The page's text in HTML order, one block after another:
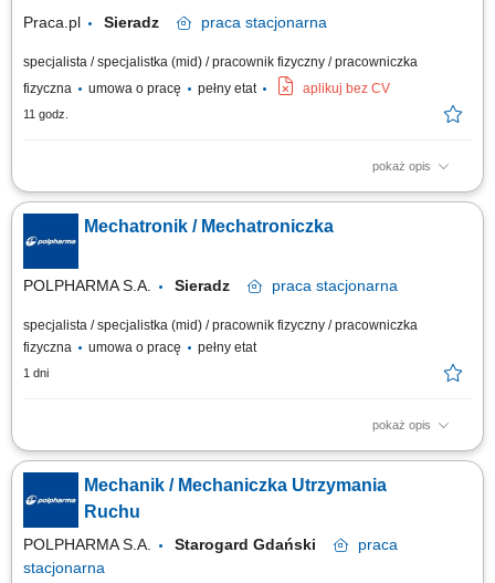
Praca.pl Sieradz praca stacjonarna
specjalista / specjalistka (mid) / pracownik fizyczny / pracowniczka
fizyczna
umowa o pracę pełny etat aplikuj bez CV
11 godz.
pokaż opis
Zakres obowiązków: Zapewnienie prawidłowego działania maszyn,
urządzeń, instalacji oraz systemów automatyki. Wykonywanie napraw,
konserwacji i bieżących prac serwisowych. Przeprowadzanie przeglądów
technicznych oraz kontroli stanu urządzeń. Wykonywanie kalibracji
aparatury...
Mechatronik / Mechatroniczka
POLPHARMA S.A. Sieradz praca stacjonarna
specjalista / specjalistka (mid) / pracownik fizyczny / pracowniczka
fizyczna
umowa o pracę pełny etat
1 dni
pokaż opis
Twój zakres obowiązków: Zapewnienie ciągłej sprawności i
odpowiedniego stanu technicznego maszyn, urządzeń, instalacji i
systemów automatyki; Przeprowadzanie koniecznych napraw,
konserwacji, Przeprowadzanie przeglądów, regularnych kontroli urządzeń
i maszyn; Wykonywanie przydzielonych...
Mechanik / Mechaniczka Utrzymania
Ruchu
POLPHARMA S.A. Starogard Gdański
praca
stacjonarna